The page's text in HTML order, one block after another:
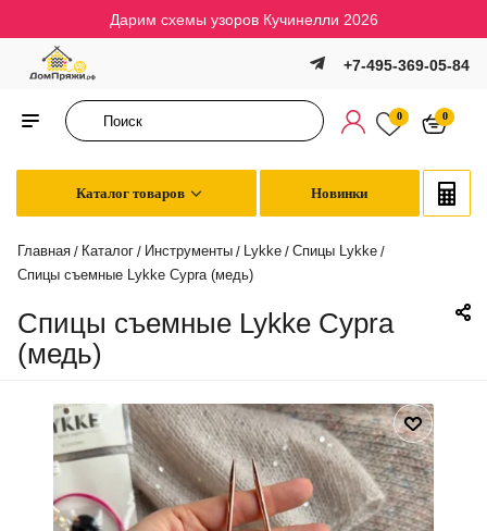
Дарим схемы узоров Кучинелли 2026
+7-495-369-05-84
0 0
Каталог товаров Новинки
Главная / Каталог / Инструменты / Lykke / Спицы Lykke /
Спицы съемные Lykke Cypra (медь)
Спицы съемные Lykke Cypra
(медь)